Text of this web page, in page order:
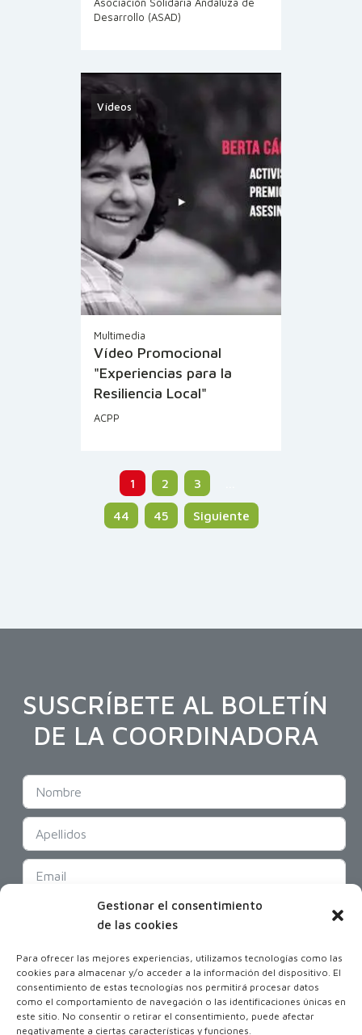
Gestionar el consentimiento
de las cookies
Para ofrecer las mejores experiencias, utilizamos tecnologías como las
cookies para almacenar y/o acceder a la información del dispositivo. El
consentimiento de estas tecnologías nos permitirá procesar datos
como el comportamiento de navegación o las identificaciones únicas en
este sitio. No consentir o retirar el consentimiento, puede afectar
negativamente a ciertas características y funciones.
Desarrollo (ASAD)
Vídeos
Multimedia
Vídeo Promocional
"Experiencias para la
Resiliencia Local"
ACPP
1 2 3
44 45 Siguiente
SUSCRÍBETE AL BOLETÍN
DE LA COORDINADORA
SUSCRIBIR